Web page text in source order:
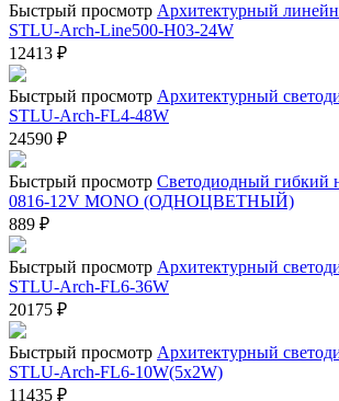
Быстрый просмотр Архитектурный
STLU-Arch-Line500-H03-24W
12413 ₽
Быстрый просмотр Архитектурный
STLU-Arch-FL4-48W
24590 ₽
Быстрый просмотр Светодиодный гибкий
0816-12V MONO (ОДНОЦВЕТНЫЙ)
889 ₽
Быстрый просмотр Архитектурный
STLU-Arch-FL6-36W
20175 ₽
Быстрый просмотр Архитектурный
STLU-Arch-FL6-10W(5x2W)
11435 ₽